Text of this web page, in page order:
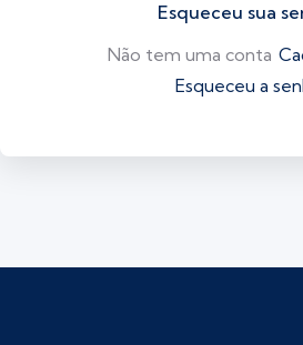
Esqueceu sua
Não tem uma conta
Esqueceu a